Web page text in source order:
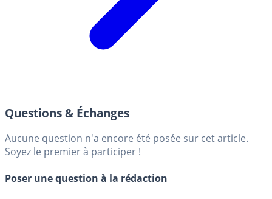
Questions & Échanges
Aucune question n'a encore été posée sur cet article.
Soyez le premier à participer !
Poser une question à la rédaction